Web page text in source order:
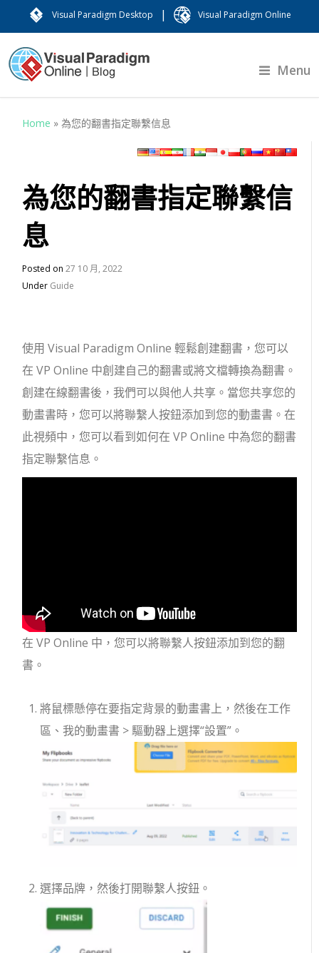
Visual Paradigm Desktop | Visual Paradigm Online
Menu
Home »為您的翻書指定聯繫信息
為您的翻書指定聯繫信
息
Posted on27 10 月, 2022
Under Guide
使用 Visual Paradigm Online 輕鬆創建翻書，您可以
在 VP Online 中創建自己的翻書或將文檔轉換為翻書。
創建在線翻書後，我們可以與他人共享。當您共享您的
動畫書時，您可以將聯繫人按鈕添加到您的動畫書。在
此視頻中，您可以看到如何在 VP Online 中為您的翻書
指定聯繫信息。
在 VP Online 中，您可以將聯繫人按鈕添加到您的翻
書。
將鼠標懸停在要指定背景的動畫書上，然後在工作
區、我的動畫書 > 驅動器上選擇“設置”。
選擇品牌，然後打開聯繫人按鈕。